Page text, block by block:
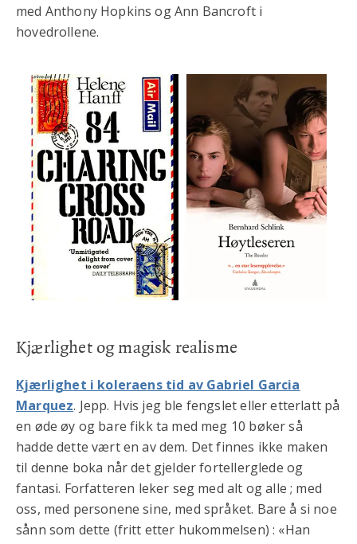
med Anthony Hopkins og Ann Bancroft i
hovedrollene.
Kjærlighet og magisk realisme
Kjærlighet i koleraens tid av Gabriel Garcia
Marquez. Jepp. Hvis jeg ble fengslet eller etterlatt på
en øde øy og bare fikk ta med meg 10 bøker så
hadde dette vært en av dem. Det finnes ikke maken
til denne boka når det gjelder fortellerglede og
fantasi. Forfatteren leker seg med alt og alle ; med
oss, med personene sine, med språket. Bare å si noe
sånn som dette (fritt etter hukommelsen) : «Han